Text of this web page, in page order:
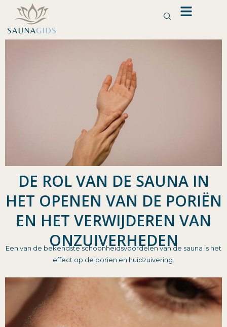
de
inhoud
DE ROL VAN DE SAUNA IN
HET OPENEN VAN DE PORIËN
EN HET VERWIJDEREN VAN
ONZUIVERHEDEN
Een van de bekendste schoonheidsvoordelen van de sauna is het
effect op de poriën en huidzuivering.